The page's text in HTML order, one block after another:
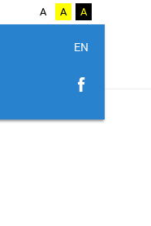
A A A
EN